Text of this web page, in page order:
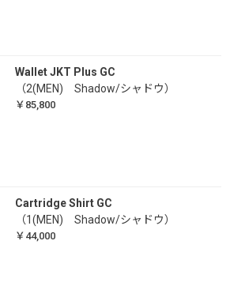
Wallet JKT Plus GC
（2(MEN) Shadow/シャドウ）
￥85,800
Cartridge Shirt GC
（1(MEN) Shadow/シャドウ）
￥44,000